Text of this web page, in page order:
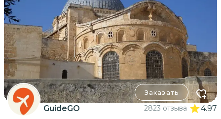
Заказать
GuideGO 2823 отзыва 4.97